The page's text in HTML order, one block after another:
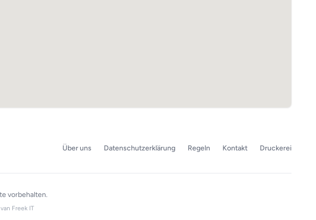
Über uns Datenschutzerklärung Regeln Kontakt Druckerei
vorbehalten.
Freek IT